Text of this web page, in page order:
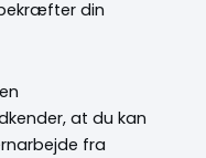
din
at du kan
fra